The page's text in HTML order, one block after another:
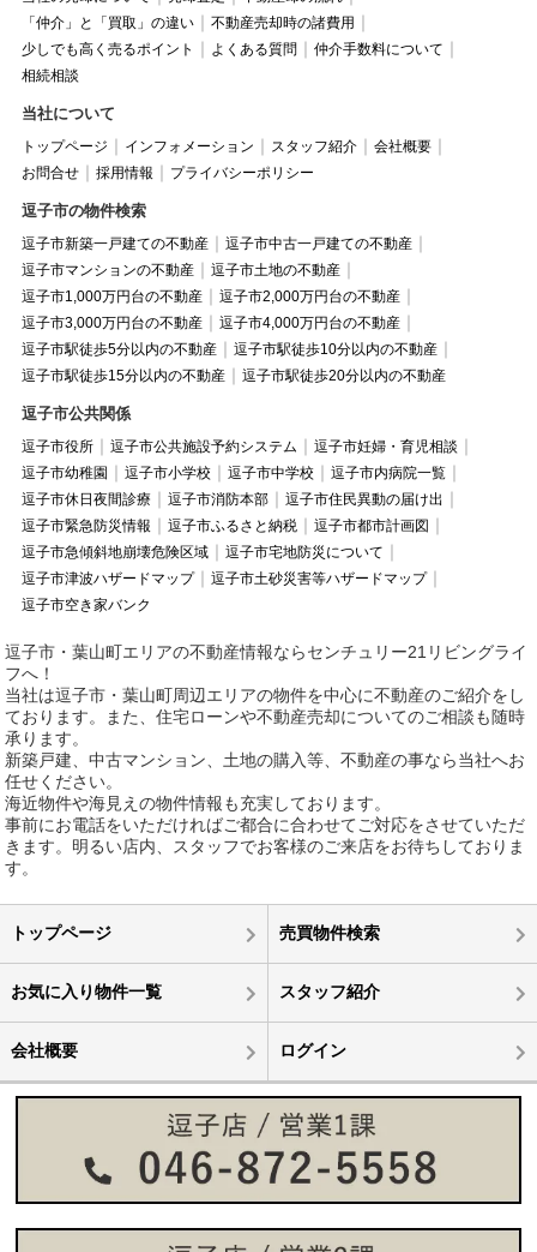
「仲介」と「買取」の違い
不動産売却時の諸費用
少しでも高く売るポイント
よくある質問
仲介手数料について
相続相談
当社について
トップページ インフォメーション スタッフ紹介
会社概要
お問合せ
採用情報 プライバシーポリシー
逗子市の物件検索
逗子市新築一戸建ての不動産
逗子市中古一戸建ての不動産
逗子市マンションの不動産
逗子市土地の不動産
逗子市1,000万円台の不動産
逗子市2,000万円台の不動産
逗子市3,000万円台の不動産
逗子市4,000万円台の不動産
逗子市駅徒歩5分以内の不動産
逗子市駅徒歩10分以内の不動産
逗子市駅徒歩15分以内の不動産
逗子市駅徒歩20分以内の不動産
逗子市公共関係
逗子市役所 逗子市公共施設予約システム
逗子市妊婦・育児相談
逗子市幼稚園
逗子市小学校 逗子市中学校
逗子市内病院一覧
逗子市休日夜間診療
逗子市消防本部
逗子市住民異動の届け出
逗子市緊急防災情報
逗子市ふるさと納税
逗子市都市計画図
逗子市急傾斜地崩壊危険区域
逗子市宅地防災について
逗子市津波ハザードマップ
逗子市土砂災害等ハザードマップ
逗子市空き家バンク
逗子市・葉山町エリアの不動産情報ならセンチュリー21リビングライ
フへ！
当社は逗子市・葉山町周辺エリアの物件を中心に不動産のご紹介をし
ております。また、住宅ローンや不動産売却についてのご相談も随時
承ります。
新築戸建、中古マンション、土地の購入等、不動産の事なら当社へお
任せください。
海近物件や海見えの物件情報も充実しております。
事前にお電話をいただければご都合に合わせてご対応をさせていただ
きます。明るい店内、スタッフでお客様のご来店をお待ちしておりま
す。
トップページ 売買物件検索
お気に入り物件一覧 スタッフ紹介
会社概要 ログイン